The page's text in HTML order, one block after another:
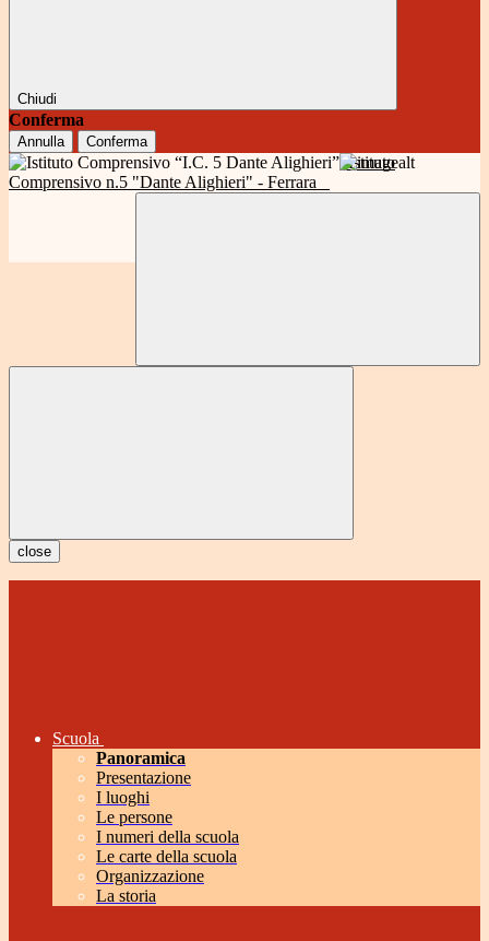
Chiudi
Conferma
Annulla Conferma
Istituto
Comprensivo n.5 "Dante Alighieri" - Ferrara
close
Scuola
Panoramica
Presentazione
I luoghi
Le persone
I numeri della scuola
Le carte della scuola
Organizzazione
La storia